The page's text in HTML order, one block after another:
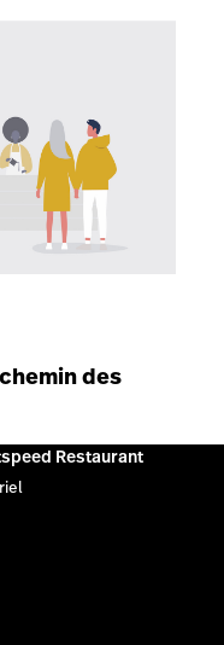
des
Restaurant